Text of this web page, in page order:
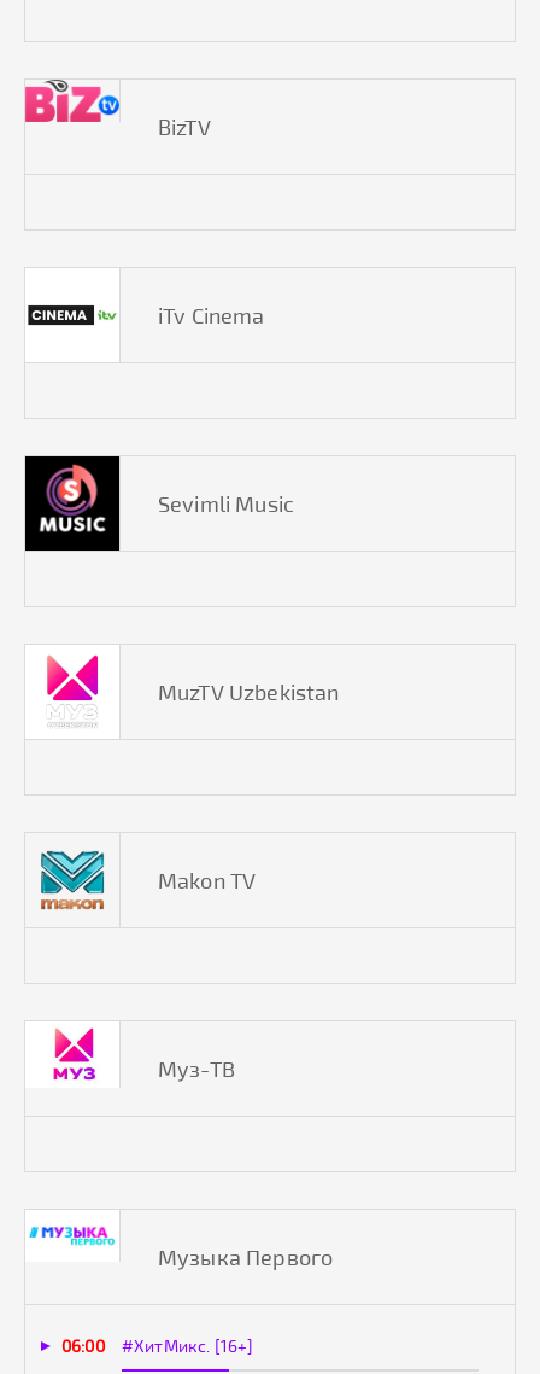
BizTV
iTv Cinema
Sevimli Music
MuzTV Uzbekistan
Makon TV
Муз-ТВ
Музыка Первого
06:00 #ХитМикс. [16+]